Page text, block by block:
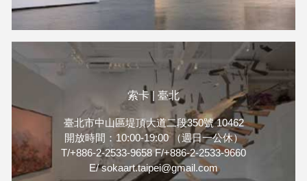
索卡 | 臺北
臺北市中山區堤頂大道二段350號 10462
開放時間：10:00-19:00 （週日一公休）
T/+886-2-2533-9658 F/+886-2-2533-9660
E/ sokaart.taipei@gmail.com